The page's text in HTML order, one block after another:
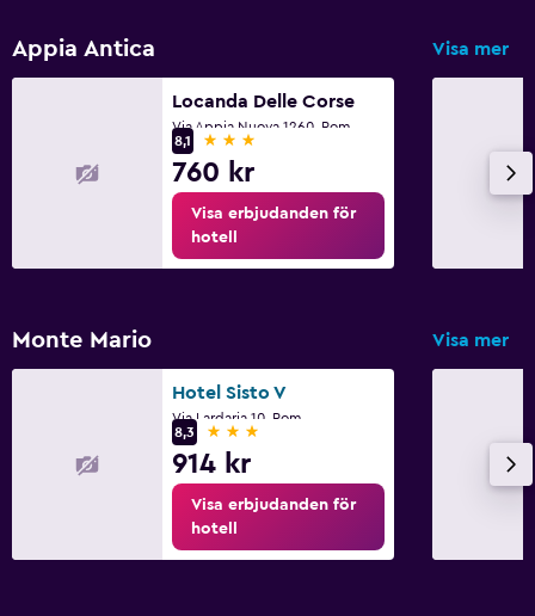
Träningslokal
Appia Antica Visa mer
Locanda Delle Corse
Via Appia Nuova 1260, Rom
8,1
3 stjärnor
760 kr
Visa erbjudanden för
hotell
Monte Mario Visa mer
Hotel Sisto V
Via Lardaria 10, Rom
8,3
3 stjärnor
914 kr
Visa erbjudanden för
hotell